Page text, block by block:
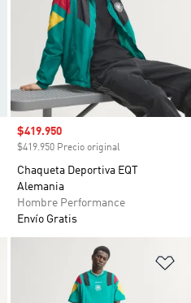
Precio de venta
$419.950
$419.950 Precio original
Chaqueta Deportiva EQT
Alemania
Hombre Performance
Envío Gratis
Añadir a la lista de deseos